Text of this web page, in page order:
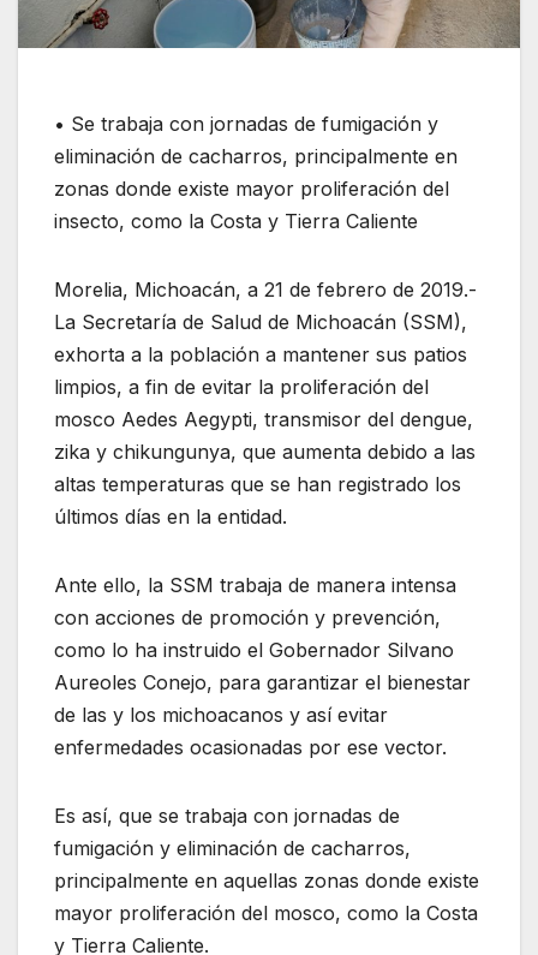
• Se trabaja con jornadas de fumigación y
eliminación de cacharros, principalmente en
zonas donde existe mayor proliferación del
insecto, como la Costa y Tierra Caliente
Morelia, Michoacán, a 21 de febrero de 2019.-
La Secretaría de Salud de Michoacán (SSM),
exhorta a la población a mantener sus patios
limpios, a fin de evitar la proliferación del
mosco Aedes Aegypti, transmisor del dengue,
zika y chikungunya, que aumenta debido a las
altas temperaturas que se han registrado los
últimos días en la entidad.
Ante ello, la SSM trabaja de manera intensa
con acciones de promoción y prevención,
como lo ha instruido el Gobernador Silvano
Aureoles Conejo, para garantizar el bienestar
de las y los michoacanos y así evitar
enfermedades ocasionadas por ese vector.
Es así, que se trabaja con jornadas de
fumigación y eliminación de cacharros,
principalmente en aquellas zonas donde existe
mayor proliferación del mosco, como la Costa
y Tierra Caliente.